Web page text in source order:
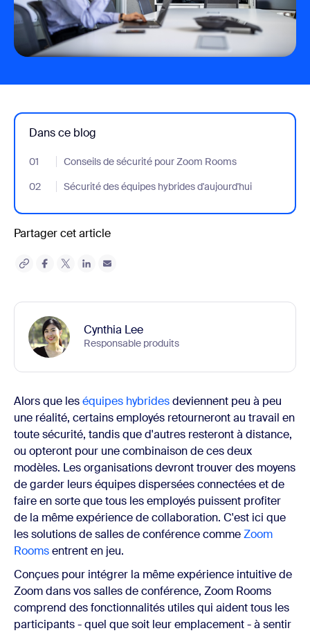
Dans ce blog
01 Conseils de sécurité pour Zoom Rooms
- Jumplink to Conseils de sécurité pour Zoom Rooms
02
Sécurité des équipes hybrides d'aujourd'hui
- Jumplink to Sécurité des équipes hybrides d'aujourd'hui
Partager cet article
Cynthia Lee
Responsable produits
Alors que leséquipes hybridesdeviennent peu à peu
une réalité, certains employés retourneront au travail en
toute sécurité, tandis que d'autres resteront à distance,
ou opteront pour une combinaison de ces deux
modèles. Les organisations devront trouver des moyens
de garder leurs équipes dispersées connectées et de
faire en sorte que tous les employés puissent profiter
de la même expérience de collaboration. C'est ici que
les solutions de salles de conférence commeZoom
Roomsentrent en jeu.
Conçues pour intégrer la même expérience intuitive de
Zoom dans vos salles de conférence, Zoom Rooms
comprend des fonctionnalités utiles qui aident tous les
participants - quel que soit leur emplacement - à sentir